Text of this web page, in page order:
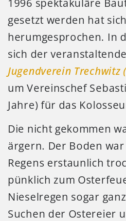
gesetzt werden hat
herumgesprochen. In
sich der veranstaltende
Jugendverein Trechwitz
um Vereinschef
Jahre) für das
Die nicht gekommen
ärgern. Der Boden
Regens erstaunlich
pünklich zum
Nieselregen sogar
Suchen der Ostereier